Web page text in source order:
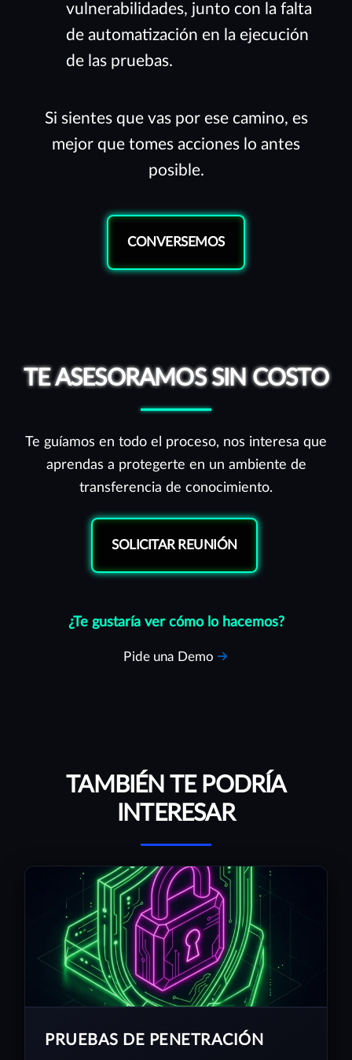
vulnerabilidades, junto con la falta
de automatización en la ejecución
de las pruebas.
Si sientes que vas por ese camino, es
mejor que tomes acciones lo antes
posible.
CONVERSEMOS
TE ASESORAMOS SIN COSTO
Te guíamos en todo el proceso, nos interesa que
aprendas a protegerte en un ambiente de
transferencia de conocimiento.
SOLICITAR REUNIÓN
¿Te gustaría ver cómo lo hacemos?
Pide una Demo
TAMBIÉN TE PODRÍA
INTERESAR
PRUEBAS DE PENETRACIÓN